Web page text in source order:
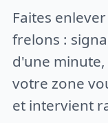
Faites
frelons :
d'une
votre zone
et intervient